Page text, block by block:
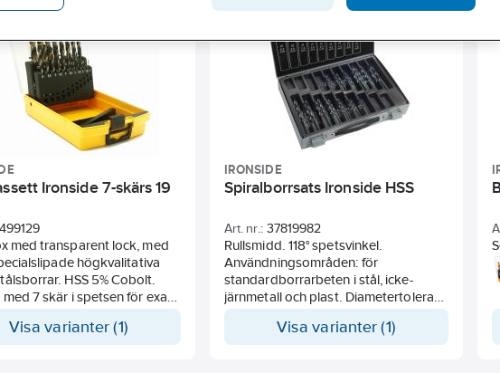
Ironside 7-skärs 19
499129
med transparent lock, med
högkvalitativa
HSS 5% Cobolt.
7 skär i spetsen för exakt
ytor. Förborrning ej
Visa varianter (1)
IRONSIDE
Spiralborrsats Ironside HSS
Art. nr.: 37819982
Rullsmidd. 118° spetsvinkel.
Användningsområden: för
standardborrarbeten i stål, icke-
järnmetall och plast. Diametertolerans
Ansökningar: Olegerade och
Visa varianter (1)